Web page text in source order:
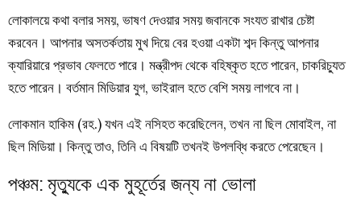
লোকালয়ে কথা বলার সময়, ভাষণ দেওয়ার সময় জবানকে সংযত রাখার চেষ্টা
করবেন। আপনার অসতর্কতায় মুখ দিয়ে বের হওয়া একটা শব্দ কিন্তু আপনার
ক্যারিয়ারে প্রভাব ফেলতে পারে। মন্ত্রীপদ থেকে বহিষ্কৃত হতে পারেন, চাকরিচ্যুত
হতে পারেন। বর্তমান মিডিয়ার যুগ, ভাইরাল হতে বেশি সময় লাগবে না।
লোকমান হাকিম (রহ.) যখন এই নসিহত করেছিলেন, তখন না ছিল মোবাইল, না
ছিল মিডিয়া। কিন্তু তাও, তিনি এ বিষয়টি তখনই উপলব্ধি করতে পেরেছেন।
পঞ্চম: মৃত্যুকে এক মুহূর্তের জন্য না ভোলা